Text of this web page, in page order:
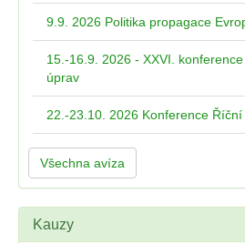
9.9. 2026 Politika propagace
15.-16.9. 2026 - XXVI.
úprav
22.-23.10. 2026 Konference
Všechna avíza
Kauzy